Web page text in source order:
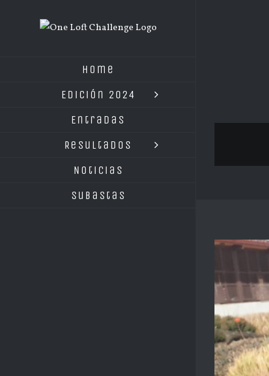
Home
Edición 2024
Entradas
Resultados
Noticias
Subastas